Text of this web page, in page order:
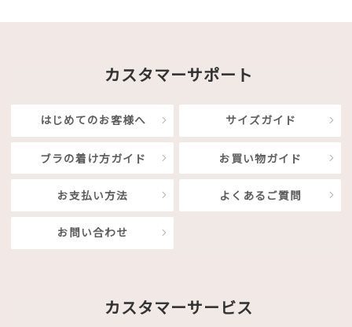
カスタマーサポート
はじめてのお客様へ サイズガイド
ブラの着け方ガイド お買い物ガイド
お支払い方法 よくあるご質問
お問い合わせ
カスタマーサービス